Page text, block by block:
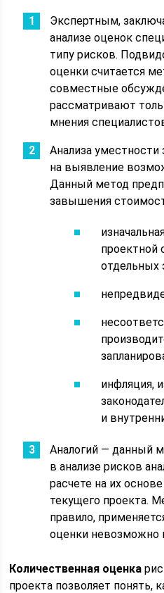
Экспертным,
анализе оценок
типу рисков.
оценки считается
совместные
рассматривают
мнения
Анализа
на выявление
Данный метод
завышения
проектной
отдельных
инфляция,
и
Аналогий — данный
в анализе рисков
расчете на их
текущего проекта.
правило,
оценки невозможно
Количественная оценка
проекта позволяет понять,